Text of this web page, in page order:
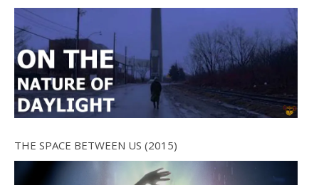
THE SPACE BETWEEN US (2015)